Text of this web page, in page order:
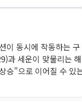
이 동시에 작동하는 구
과 세운이 맞물리는 해
승”으로 이어질 수 있